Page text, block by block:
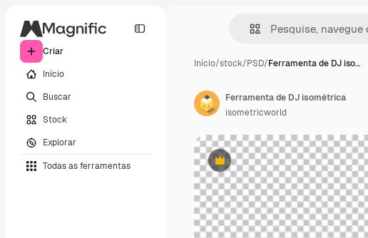
Criar
Início
Buscar
Stock
Explorar
Todas as ferramentas
Início/stock/PSD/Ferramenta de DJ iso…
Premium
Ferramenta de DJ isométrica
isometricworld